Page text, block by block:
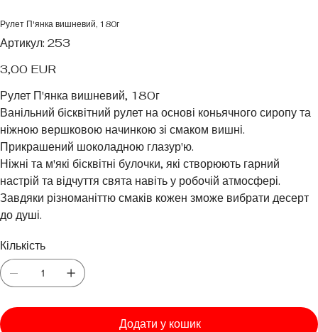
Рулет П'янка вишневий, 180г
Артикул: Артикул
253
253
Ціна
3,00 EUR
Рулет П'янка вишневий, 180г
Ванільний бісквітний рулет на основі коньячного сиропу та
ніжною вершковою начинкою зі смаком вишні.
Прикрашений шоколадною глазур'ю.
Ніжні та м'які бісквітні булочки, які створюють гарний
настрій та відчуття свята навіть у робочій атмосфері.
Завдяки різноманіттю смаків кожен зможе вибрати десерт
до душі.
Кількість
Додати у кошик